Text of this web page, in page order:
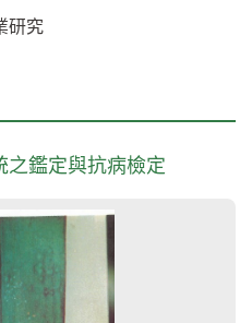
研究
之鑑定與抗病檢定